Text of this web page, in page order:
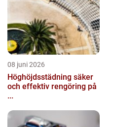
08 juni 2026
Höghöjdsstädning säker
och effektiv rengöring på
...